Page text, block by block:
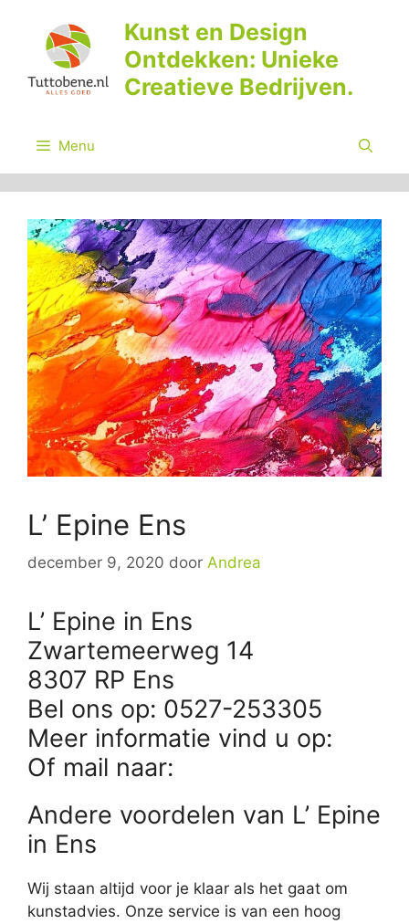
inhoud
Kunst en Design
Ontdekken: Unieke
Creatieve Bedrijven.
Menu
L’ Epine Ens
december 9, 2020 door Andrea
L’ Epine in Ens
Zwartemeerweg 14
8307 RP Ens
Bel ons op: 0527-253305
Meer informatie vind u op:
Of mail naar:
Andere voordelen van L’ Epine
in Ens
Wij staan altijd voor je klaar als het gaat om
kunstadvies. Onze service is van een hoog